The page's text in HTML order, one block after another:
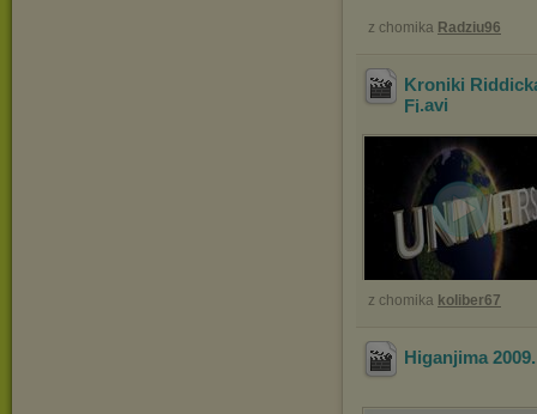
z chomika Radziu96
Kroniki
Fi.avi
z chomika koliber67
Higanjima